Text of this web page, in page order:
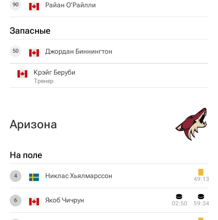
90 Райан О'Райлли
Запасные
50 Джордан Биннингтон
Крэйг Беруби
Тренер
Аризона
На поле
4 Никлас Хьялмарссон 49:13
6 Якоб Чичрун 02:50 59:34